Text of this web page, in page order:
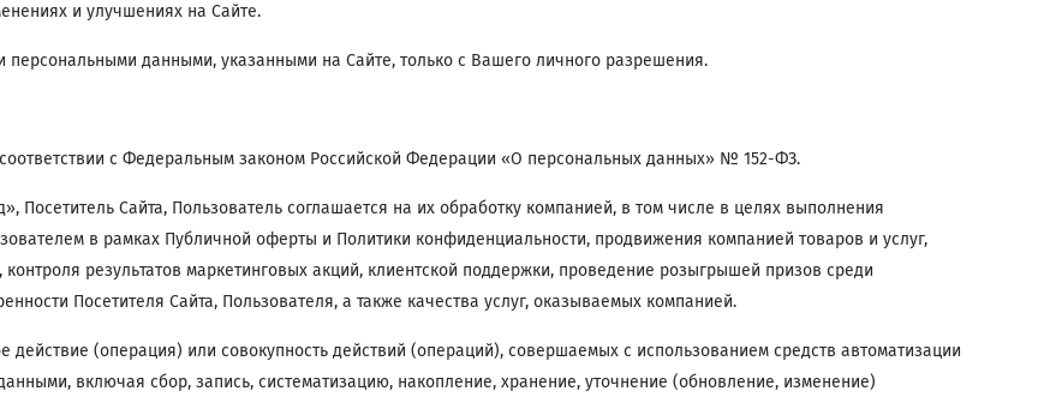
и улучшениях на Сайте.
данными, указанными на Сайте, только с Вашего личного разрешения.
с Федеральным законом Российской Федерации «О персональных данных» № 152-ФЗ.
Сайта, Пользователь соглашается на их обработку компанией, в том числе в целях выполнения
в рамках Публичной оферты и Политики конфиденциальности, продвижения компанией товаров и услуг,
результатов маркетинговых акций, клиентской поддержки, проведение розыгрышей призов среди
Посетителя Сайта, Пользователя, а также качества услуг, оказываемых компанией.
(операция) или совокупность действий (операций), совершаемых с использованием средств автоматизации
включая сбор, запись, систематизацию, накопление, хранение, уточнение (обновление, изменение)